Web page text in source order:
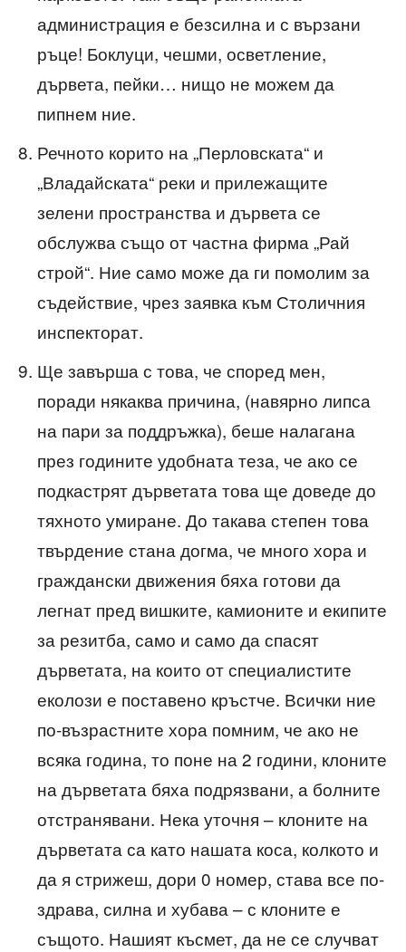
администрация е безсилна и с вързани
ръце! Боклуци, чешми, осветление,
дървета, пейки… нищо не можем да
пипнем ние.
Речното корито на „Перловската“ и
„Владайската“ реки и прилежащите
зелени пространства и дървета се
обслужва също от частна фирма „Рай
строй“. Ние само може да ги помолим за
съдействие, чрез заявка към Столичния
инспекторат.
Ще завърша с това, че според мен,
поради някаква причина, (навярно липса
на пари за поддръжка), беше налагана
през годините удобната теза, че ако се
подкастрят дърветата това ще доведе до
тяхното умиране. До такава степен това
твърдение стана догма, че много хора и
граждански движения бяха готови да
легнат пред вишките, камионите и екипите
за резитба, само и само да спасят
дърветата, на които от специалистите
еколози е поставено кръстче. Всички ние
по-възрастните хора помним, че ако не
всяка година, то поне на 2 години, клоните
на дърветата бяха подрязвани, а болните
отстранявани. Нека уточня – клоните на
дърветата са като нашата коса, колкото и
да я стрижеш, дори 0 номер, става все по-
здрава, силна и хубава – с клоните е
същото. Нашият късмет, да не се случват